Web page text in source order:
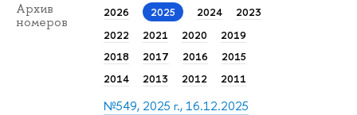
Архив
номеров
2026 2025 2024
2023
2022
2021 2020
2019
2018
2017 2016
2015
2014
2013 2012 2011
№549, 2025 г., 16.12.2025